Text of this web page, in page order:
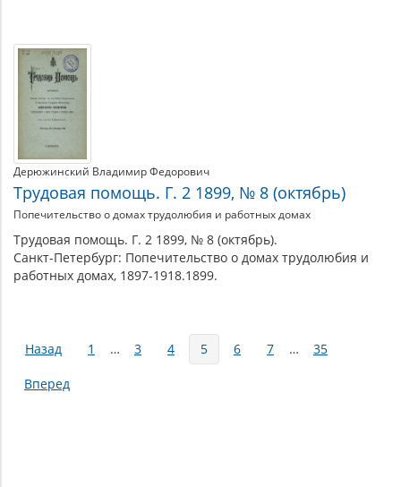
Дерюжинский Владимир Федорович
Трудовая помощь. Г. 2 1899, № 8 (октябрь)
Попечительство о домах трудолюбия и работных домах
Трудовая помощь. Г. 2 1899, № 8 (октябрь).
Санкт-Петербург: Попечительство о домах трудолюбия и
работных домах, 1897-1918.1899.
Страницы
Назад 1 … 3 4 5 6 7 … 35
Вперед